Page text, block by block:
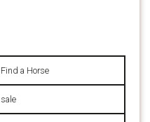
Find a Horse
sale